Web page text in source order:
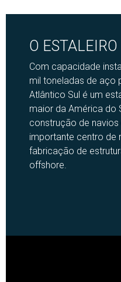
O ESTALEIRO
Com capacidade
mil toneladas de aço
Atlântico Sul é um
maior da América do
construção de
importante centro de
fabricação de
offshore.